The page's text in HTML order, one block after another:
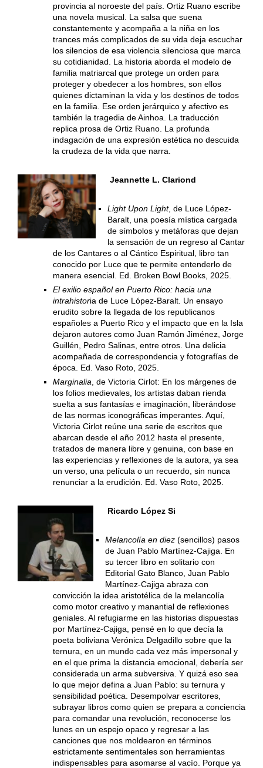
provincia al noroeste del país. Ortiz Ruano escribe
una novela musical. La salsa que suena
constantemente y acompaña a la niña en los
trances más complicados de su vida deja escuchar
los silencios de esa violencia silenciosa que marca
su cotidianidad. La historia aborda el modelo de
familia matriarcal que protege un orden para
proteger y obedecer a los hombres, son ellos
quienes dictaminan la vida y los destinos de todos
en la familia. Ese orden jerárquico y afectivo es
también la tragedia de Ainhoa. La traducción
replica prosa de Ortiz Ruano. La profunda
indagación de una expresión estética no descuida
la crudeza de la vida que narra.
Jeannette L. Clariond
Light Upon Light, de Luce López-
Baralt, una poesía mística cargada
de símbolos y metáforas que dejan
la sensación de un regreso al Cantar
de los Cantares o al Cántico Espiritual, libro tan
conocido por Luce que te permite entenderlo de
manera esencial. Ed. Broken Bowl Books, 2025.
El exilio español en Puerto Rico: hacia una
intrahistoria de Luce López-Baralt. Un ensayo
erudito sobre la llegada de los republicanos
españoles a Puerto Rico y el impacto que en la Isla
dejaron autores como Juan Ramón Jiménez, Jorge
Guillén, Pedro Salinas, entre otros. Una delicia
acompañada de correspondencia y fotografías de
época. Ed. Vaso Roto, 2025.
Marginalia , de Victoria Cirlot: En los márgenes de
los folios medievales, los artistas daban rienda
suelta a sus fantasías e imaginación, liberándose
de las normas iconográficas imperantes. Aquí,
Victoria Cirlot reúne una serie de escritos que
abarcan desde el año 2012 hasta el presente,
tratados de manera libre y genuina, con base en
las experiencias y reflexiones de la autora, ya sea
un verso, una película o un recuerdo, sin nunca
renunciar a la erudición. Ed. Vaso Roto, 2025.
Ricardo López Si
Melancolía en diez(sencillos) pasos
de Juan Pablo Martínez-Cajiga. En
su tercer libro en solitario con
Editorial Gato Blanco, Juan Pablo
Martínez-Cajiga abraza con
convicción la idea aristotélica de la melancolía
como motor creativo y manantial de reflexiones
geniales. Al refugiarme en las historias dispuestas
por Martínez-Cajiga, pensé en lo que decía la
poeta boliviana Verónica Delgadillo sobre que la
ternura, en un mundo cada vez más impersonal y
en el que prima la distancia emocional, debería ser
considerada un arma subversiva. Y quizá eso sea
lo que mejor defina a Juan Pablo: su ternura y
sensibilidad poética. Desempolvar escritores,
subrayar libros como quien se prepara a conciencia
para comandar una revolución, reconocerse los
lunes en un espejo opaco y regresar a las
canciones que nos moldearon en términos
estrictamente sentimentales son herramientas
indispensables para asomarse al vacío. Porque ya